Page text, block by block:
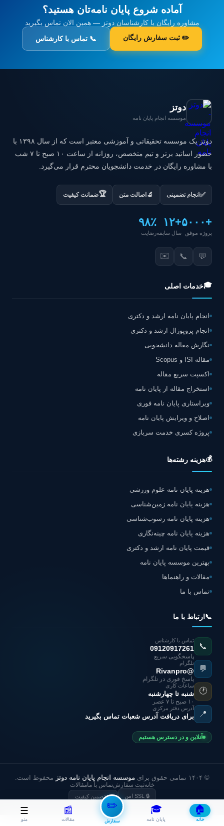
🏠
خانه
🎓
پایان نامه
✏️
سفارش
📰
مقالات
☰
منو
آماده شروع پایان نامه‌تان هستید؟
مشاوره رایگان با کارشناسان دوتز — همین الان تماس بگیرید
✏️ ثبت سفارش رایگان 📞 تماس با کارشناس
دوتز
موسسه انجام پایان نامه
دوتز یک موسسه تحقیقاتی و آموزشی معتبر است که از سال ۱۳۹۸ با
حضور اساتید برتر و تیم متخصص، روزانه از ساعت ۱۰ صبح تا ۷ شب
با مشاوره رایگان در خدمت دانشجویان محترم قرار می‌گیرد.
✅ انجام تضمینی 🔬 اصالت متن 🏆ضمانت کیفیت
+۵۰۰۰
پروژه موفق
+۱۲
سال سابقه
۹۸٪
رضایت
💬
📞
✉️
🎓خدمات اصلی
انجام پایان نامه ارشد و دکتری
انجام پروپوزال ارشد و دکتری
نگارش مقاله دانشجویی
مقاله ISI و Scopus
اکسپت سریع مقاله
استخراج مقاله از پایان نامه
ویراستاری پایان نامه فوری
اصلاح و ویرایش پایان نامه
پروژه کسری خدمت سربازی
💰هزینه رشته‌ها
هزینه پایان نامه علوم ورزشی
هزینه پایان نامه زمین‌شناسی
هزینه پایان نامه رسوب‌شناسی
هزینه پایان نامه چینه‌نگاری
قیمت پایان نامه ارشد و دکتری
بهترین موسسه پایان نامه
مقالات و راهنماها
تماس با ما
📞 ارتباط با ما
📞
تماس با کارشناس
09120917261
پاسخگویی سریع
💬
تلگرام
@Rivanpro
پاسخ فوری در تلگرام
🕐
ساعات کاری
شنبه تا چهارشنبه
۱۰ صبح تا ۷ عصر
📍
آدرس دفتر مرکزی
برای دریافت آدرس شعبات تماس بگیرید
آنلاین و در دسترس هستیم
© ۱۴۰۴ تمامی حقوق برای موسسه انجام پایان نامه دوتز
محفوظ است.
خانهثبت سفارشتماس با مامقالات
🔒 SSL امن ✅ تضمین کیفیت